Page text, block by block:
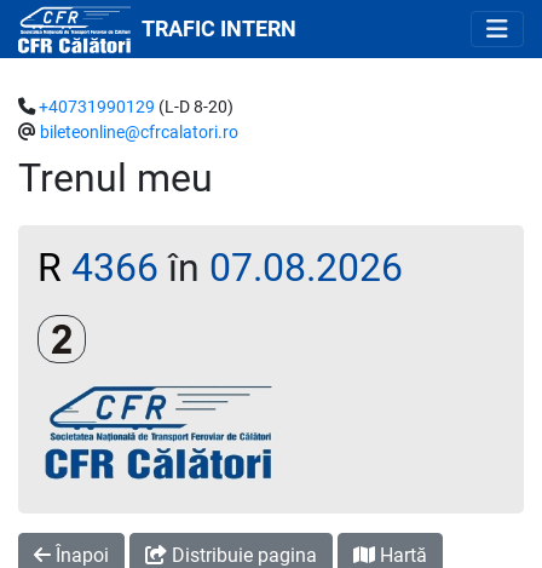
TRAFIC INTERN
Trenul meu
+40731990129 (L-D 8-20)
bileteonline@cfrcalatori.ro
R 4366 în 07.08.2026
Clasa a 2-a
Înapoi Distribuie pagina Hartă